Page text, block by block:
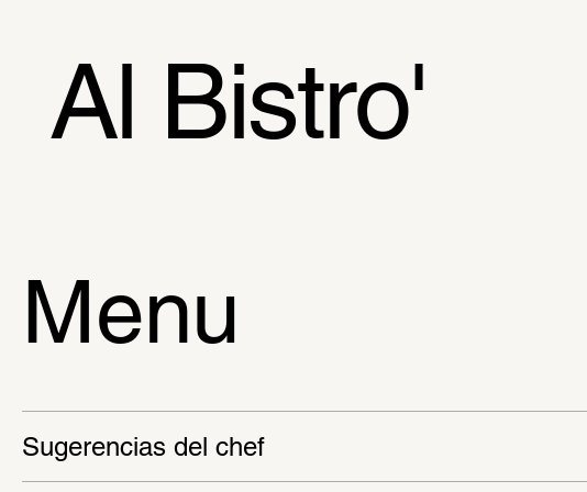
Al Bistro'
Menu
Sugerencias del chef